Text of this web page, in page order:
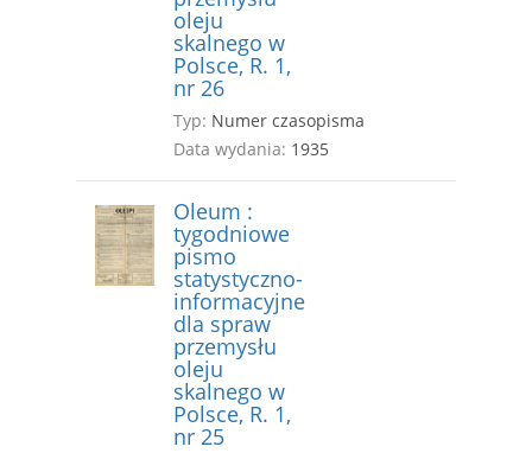
oleju
skalnego w
Polsce, R. 1,
nr 26
Typ: Numer czasopisma
Data wydania: 1935
Oleum :
tygodniowe
pismo
statystyczno-
informacyjne
dla spraw
przemysłu
oleju
skalnego w
Polsce, R. 1,
nr 25